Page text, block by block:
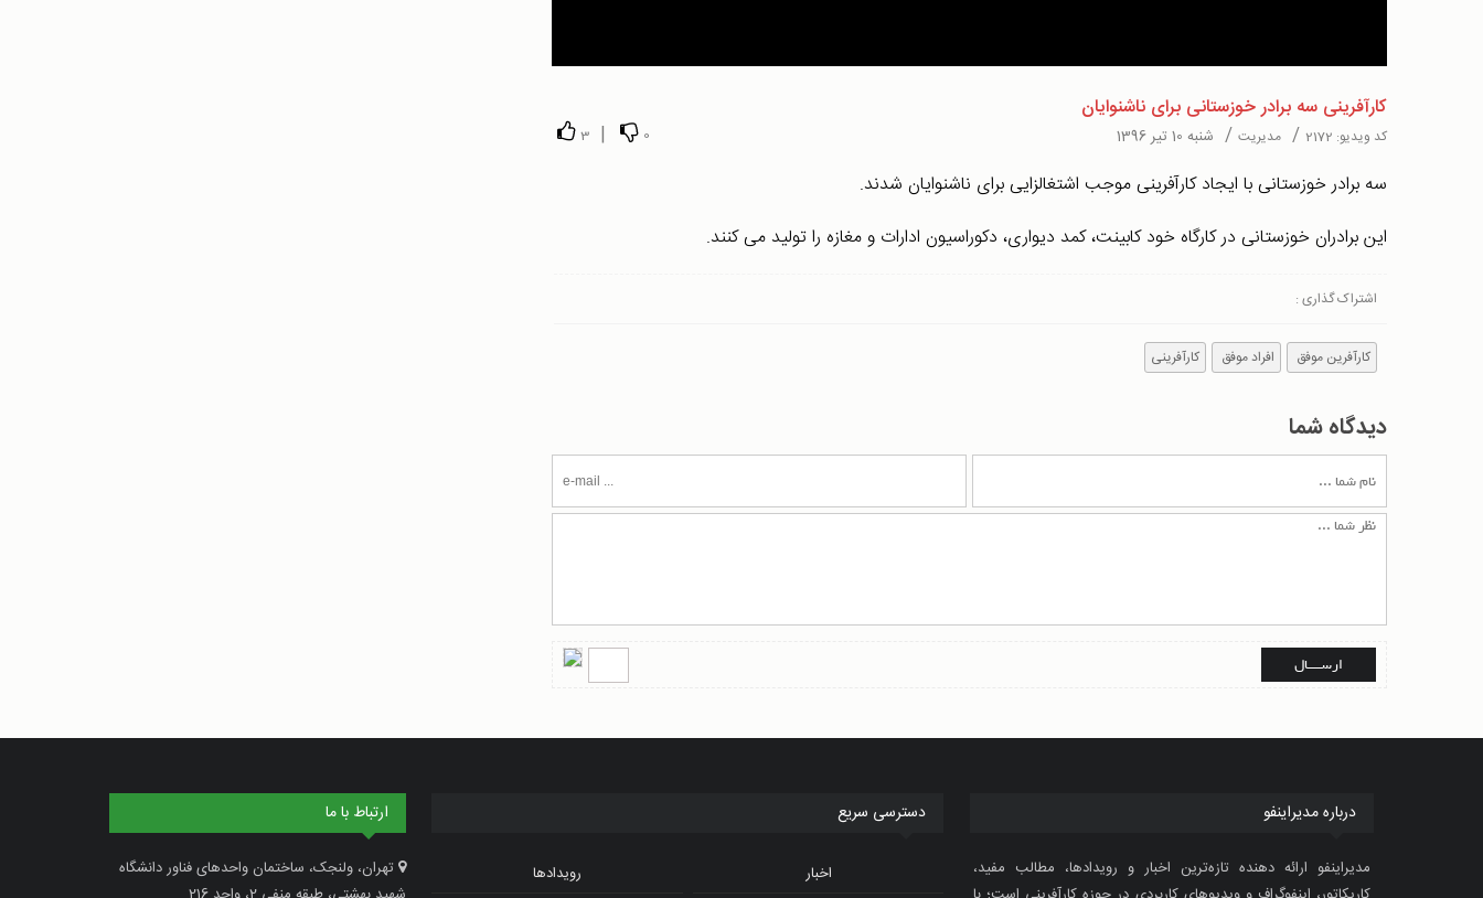
0
|
3
کارآفرینی سه برادر خوزستانی برای ناشنوایان
کد ویدیو: 2172
/ مدیریت / شنبه 10 تیر 1396
سه برادر خوزستانی با ایجاد کارآفرینی موجب اشتغالزایی برای ناشنوایان شدند.
این برادران خوزستانی در کارگاه خود کابینت، کمد دیواری، دکوراسیون ادارات و مغازه را تولید می کنند.
اشتراک گذاری :
کارآفرین موفق افراد موفق کارآفرینی
دیدگاه شما
درباره مدیراینفو
مدیراینفو ارائه دهنده تازه‌ترین اخبار و رویدادها، مطالب مفید،
دسترسی سریع
اخبار رویدادها
ارتباط با ما
تهران، ولنجک، ساختمان واحدهای فناور دانشگاه